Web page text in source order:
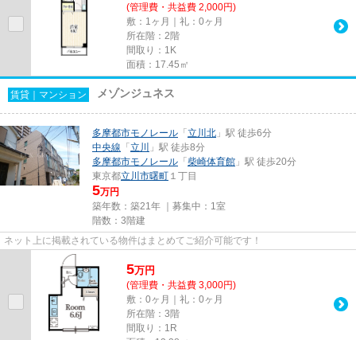
(管理費・共益費 2,000円)
敷：1ヶ月｜礼：0ヶ月
所在階：2階
間取り：1K
面積：17.45㎡
賃貸｜マンション メゾンジュネス
多摩都市モノレール 「立川北 」駅 徒歩6分
中央線 「立川
」駅 徒歩8分
多摩都市モノレール 「柴崎体育館 」駅 徒歩20分
東京都立川市曙町 １丁目
5万円
築年数：築21年 ｜募集中： 1室
階数：3階建
ネット上に掲載されている物件はまとめてご紹介可能です！
5万円
(管理費・共益費 3,000円)
敷：0ヶ月｜礼：0ヶ月
所在階：3階
間取り：1R